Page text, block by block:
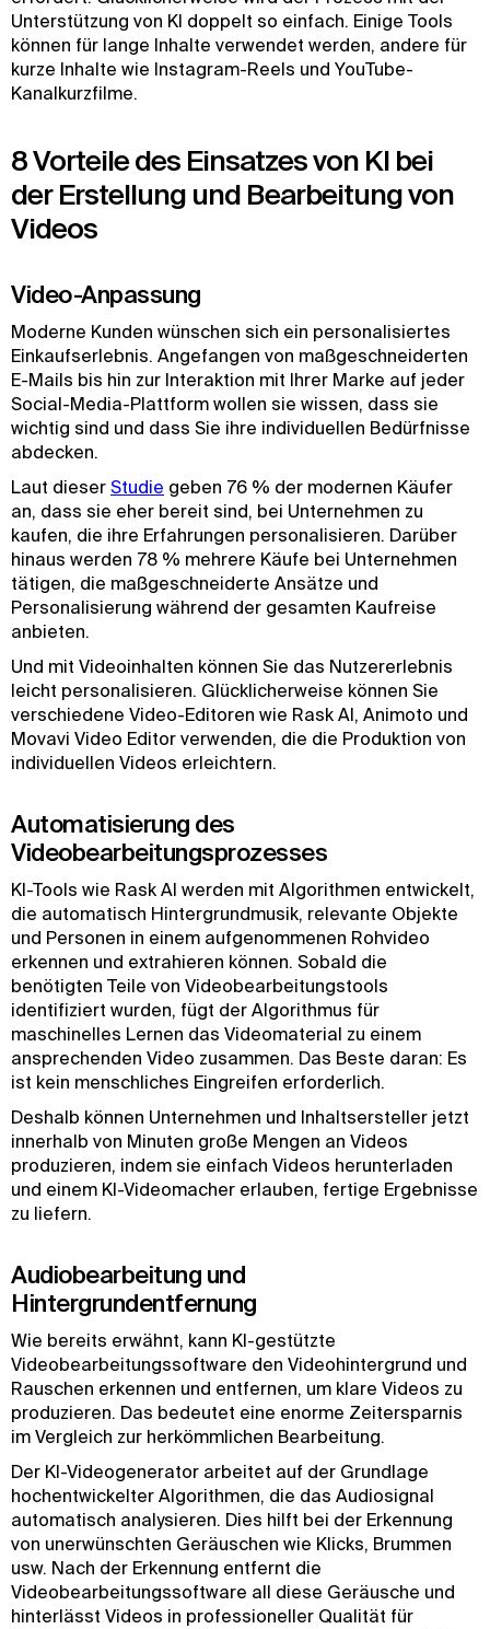
Unterstützung von KI doppelt so einfach. Einige Tools
können für lange Inhalte verwendet werden, andere für
kurze Inhalte wie Instagram-Reels und YouTube-
Kanalkurzfilme.
8 Vorteile des Einsatzes von KI bei
der Erstellung und Bearbeitung von
Videos
Video-Anpassung
Moderne Kunden wünschen sich ein personalisiertes
Einkaufserlebnis. Angefangen von maßgeschneiderten
E-Mails bis hin zur Interaktion mit Ihrer Marke auf jeder
Social-Media-Plattform wollen sie wissen, dass sie
wichtig sind und dass Sie ihre individuellen Bedürfnisse
abdecken.
Laut dieser Studie geben 76 % der modernen Käufer
an, dass sie eher bereit sind, bei Unternehmen zu
kaufen, die ihre Erfahrungen personalisieren. Darüber
hinaus werden 78 % mehrere Käufe bei Unternehmen
tätigen, die maßgeschneiderte Ansätze und
Personalisierung während der gesamten Kaufreise
anbieten.
Und mit Videoinhalten können Sie das Nutzererlebnis
leicht personalisieren. Glücklicherweise können Sie
verschiedene Video-Editoren wie Rask AI, Animoto und
Movavi Video Editor verwenden, die die Produktion von
individuellen Videos erleichtern.
Automatisierung des
Videobearbeitungsprozesses
KI-Tools wie Rask AI werden mit Algorithmen entwickelt,
die automatisch Hintergrundmusik, relevante Objekte
und Personen in einem aufgenommenen Rohvideo
erkennen und extrahieren können. Sobald die
benötigten Teile von Videobearbeitungstools
identifiziert wurden, fügt der Algorithmus für
maschinelles Lernen das Videomaterial zu einem
ansprechenden Video zusammen. Das Beste daran: Es
ist kein menschliches Eingreifen erforderlich.
Deshalb können Unternehmen und Inhaltsersteller jetzt
innerhalb von Minuten große Mengen an Videos
produzieren, indem sie einfach Videos herunterladen
und einem KI-Videomacher erlauben, fertige Ergebnisse
zu liefern.
Audiobearbeitung und
Hintergrundentfernung
Wie bereits erwähnt, kann KI-gestützte
Videobearbeitungssoftware den Videohintergrund und
Rauschen erkennen und entfernen, um klare Videos zu
produzieren. Das bedeutet eine enorme Zeitersparnis
im Vergleich zur herkömmlichen Bearbeitung.
Der KI-Videogenerator arbeitet auf der Grundlage
hochentwickelter Algorithmen, die das Audiosignal
automatisch analysieren. Dies hilft bei der Erkennung
von unerwünschten Geräuschen wie Klicks, Brummen
usw. Nach der Erkennung entfernt die
Videobearbeitungssoftware all diese Geräusche und
hinterlässt Videos in professioneller Qualität für